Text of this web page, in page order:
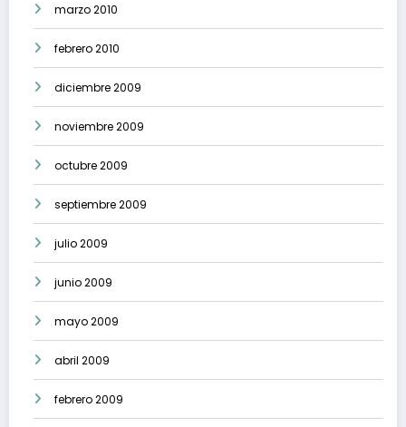
marzo 2010
febrero 2010
diciembre 2009
noviembre 2009
octubre 2009
septiembre 2009
julio 2009
junio 2009
mayo 2009
abril 2009
febrero 2009